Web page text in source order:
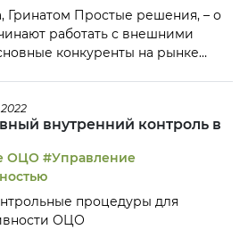
Гринатом Простые решения, – о
работать с внешними
конкуренты на рынке
внутренний контроль в
ОЦО #Управление
процедуры для
ОЦО